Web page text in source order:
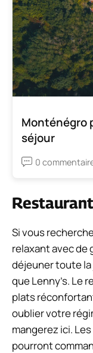
Monténégro
séjour
0
Si vous
relaxant avec
déjeuner toute la
que Lenny’s. Le
plats
oublier votre
mangerez ici.
pourront